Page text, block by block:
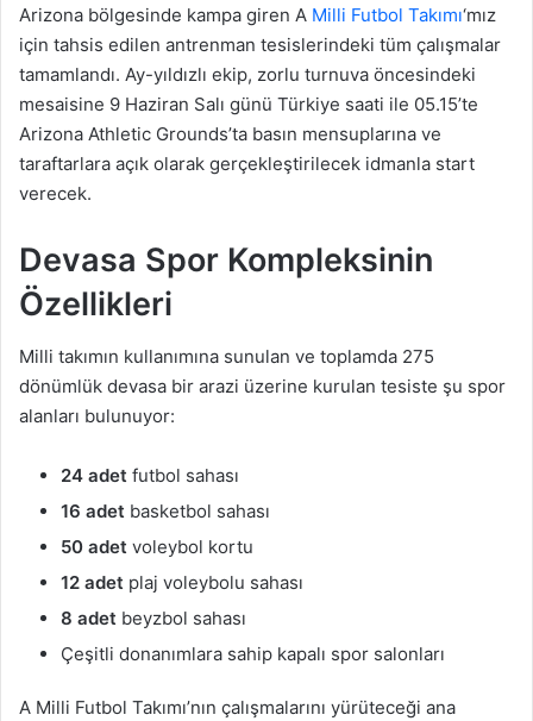
Arizona bölgesinde kampa giren A Milli Futbol Takımı‘mız
için tahsis edilen antrenman tesislerindeki tüm çalışmalar
tamamlandı. Ay-yıldızlı ekip, zorlu turnuva öncesindeki
mesaisine 9 Haziran Salı günü Türkiye saati ile 05.15’te
Arizona Athletic Grounds’ta basın mensuplarına ve
taraftarlara açık olarak gerçekleştirilecek idmanla start
verecek.
Devasa Spor Kompleksinin
Özellikleri
Milli takımın kullanımına sunulan ve toplamda 275
dönümlük devasa bir arazi üzerine kurulan tesiste şu spor
alanları bulunuyor:
24 adet futbol sahası
16 adet basketbol sahası
50 adet voleybol kortu
12 adet plaj voleybolu sahası
8 adet beyzbol sahası
Çeşitli donanımlara sahip kapalı spor salonları
A Milli Futbol Takımı’nın çalışmalarını yürüteceği ana